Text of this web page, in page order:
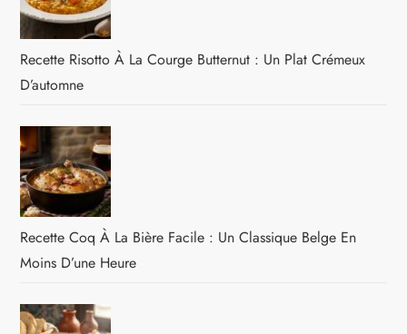
Recette Risotto À La Courge Butternut : Un Plat Crémeux
D’automne
Recette Coq À La Bière Facile : Un Classique Belge En
Moins D’une Heure